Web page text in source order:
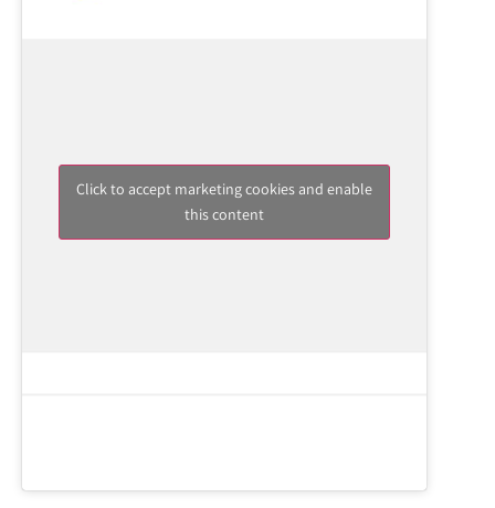
Click to accept marketing cookies and enable
this content